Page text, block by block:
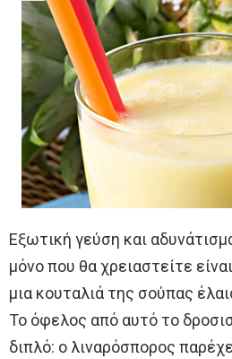
Εξωτική γεύση και
μόνο που θα χρειαστείτε
μια κουταλιά της σούπας
Το όφελος από αυτό το
διπλό: ο λιναρόσπορος